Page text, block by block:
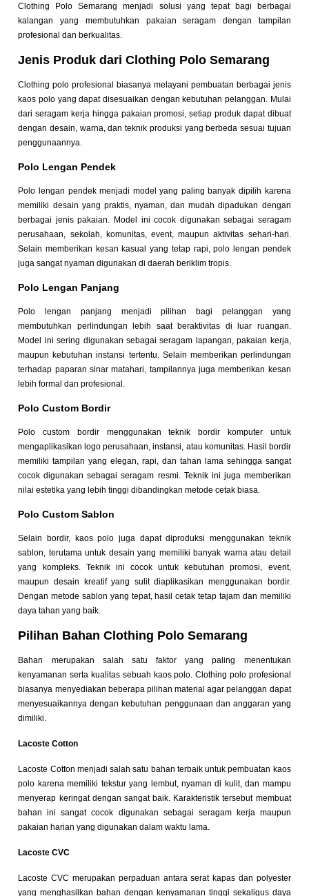
Clothing Polo Semarang menjadi solusi yang tepat bagi berbagai
kalangan yang membutuhkan pakaian seragam dengan tampilan
profesional dan berkualitas.
Jenis Produk dari Clothing Polo Semarang
Clothing polo profesional biasanya melayani pembuatan berbagai jenis
kaos polo yang dapat disesuaikan dengan kebutuhan pelanggan. Mulai
dari seragam kerja hingga pakaian promosi, setiap produk dapat dibuat
dengan desain, warna, dan teknik produksi yang berbeda sesuai tujuan
penggunaannya.
Polo Lengan Pendek
Polo lengan pendek menjadi model yang paling banyak dipilih karena
memiliki desain yang praktis, nyaman, dan mudah dipadukan dengan
berbagai jenis pakaian. Model ini cocok digunakan sebagai seragam
perusahaan, sekolah, komunitas, event, maupun aktivitas sehari-hari.
Selain memberikan kesan kasual yang tetap rapi, polo lengan pendek
juga sangat nyaman digunakan di daerah beriklim tropis.
Polo Lengan Panjang
Polo lengan panjang menjadi pilihan bagi pelanggan yang
membutuhkan perlindungan lebih saat beraktivitas di luar ruangan.
Model ini sering digunakan sebagai seragam lapangan, pakaian kerja,
maupun kebutuhan instansi tertentu. Selain memberikan perlindungan
terhadap paparan sinar matahari, tampilannya juga memberikan kesan
lebih formal dan profesional.
Polo Custom Bordir
Polo custom bordir menggunakan teknik bordir komputer untuk
mengaplikasikan logo perusahaan, instansi, atau komunitas. Hasil bordir
memiliki tampilan yang elegan, rapi, dan tahan lama sehingga sangat
cocok digunakan sebagai seragam resmi. Teknik ini juga memberikan
nilai estetika yang lebih tinggi dibandingkan metode cetak biasa.
Polo Custom Sablon
Selain bordir, kaos polo juga dapat diproduksi menggunakan teknik
sablon, terutama untuk desain yang memiliki banyak warna atau detail
yang kompleks. Teknik ini cocok untuk kebutuhan promosi, event,
maupun desain kreatif yang sulit diaplikasikan menggunakan bordir.
Dengan metode sablon yang tepat, hasil cetak tetap tajam dan memiliki
daya tahan yang baik.
Pilihan Bahan Clothing Polo Semarang
Bahan merupakan salah satu faktor yang paling menentukan
kenyamanan serta kualitas sebuah kaos polo. Clothing polo profesional
biasanya menyediakan beberapa pilihan material agar pelanggan dapat
menyesuaikannya dengan kebutuhan penggunaan dan anggaran yang
dimiliki.
Lacoste Cotton
Lacoste Cotton menjadi salah satu bahan terbaik untuk pembuatan kaos
polo karena memiliki tekstur yang lembut, nyaman di kulit, dan mampu
menyerap keringat dengan sangat baik. Karakteristik tersebut membuat
bahan ini sangat cocok digunakan sebagai seragam kerja maupun
pakaian harian yang digunakan dalam waktu lama.
Lacoste CVC
Lacoste CVC merupakan perpaduan antara serat kapas dan polyester
yang menghasilkan bahan dengan kenyamanan tinggi sekaligus daya